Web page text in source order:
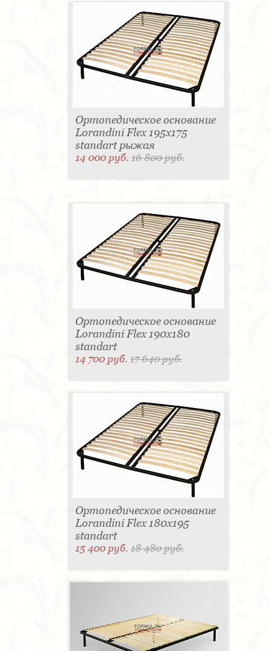
Ортопедическое основание
Lorandini Flex 195x175
standart рыжая
14 000 руб.16 800 руб.
Ортопедическое основание
Lorandini Flex 190x180
standart
14 700 руб.17 640 руб.
Ортопедическое основание
Lorandini Flex 180x195
standart
15 400 руб.18 480 руб.